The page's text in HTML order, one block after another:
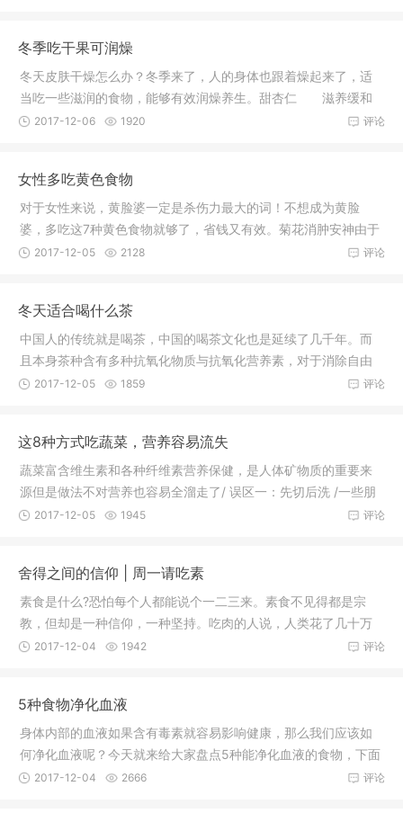
冬季吃干果可润燥
冬天皮肤干燥怎么办？冬季来了，人的身体也跟着燥起来了，适
当吃一些滋润的食物，能够有效润燥养生。甜杏仁 滋养缓和
性止咳药
评论
2017-12-06 1920
女性多吃黄色食物
对于女性来说，黄脸婆一定是杀伤力最大的词！不想成为黄脸
婆，多吃这7种黄色食物就够了，省钱又有效。菊花消肿安神由于
工作生活
评论
2017-12-05 2128
冬天适合喝什么茶
中国人的传统就是喝茶，中国的喝茶文化也是延续了几千年。而
且本身茶种含有多种抗氧化物质与抗氧化营养素，对于消除自由
基有一定
评论
2017-12-05 1859
这8种方式吃蔬菜，营养容易流失
蔬菜富含维生素和各种纤维素营养保健，是人体矿物质的重要来
源但是做法不对营养也容易全溜走了/ 误区一：先切后洗 /一些朋
友会先
评论
2017-12-05 1945
舍得之间的信仰 | 周一请吃素
素食是什么?恐怕每个人都能说个一二三来。素食不见得都是宗
教，但却是一种信仰，一种坚持。吃肉的人说，人类花了几十万
年的时间才
评论
2017-12-04 1942
5种食物净化血液
身体内部的血液如果含有毒素就容易影响健康，那么我们应该如
何净化血液呢？今天就来给大家盘点5种能净化血液的食物，下面
来了解下
评论
2017-12-04 2666